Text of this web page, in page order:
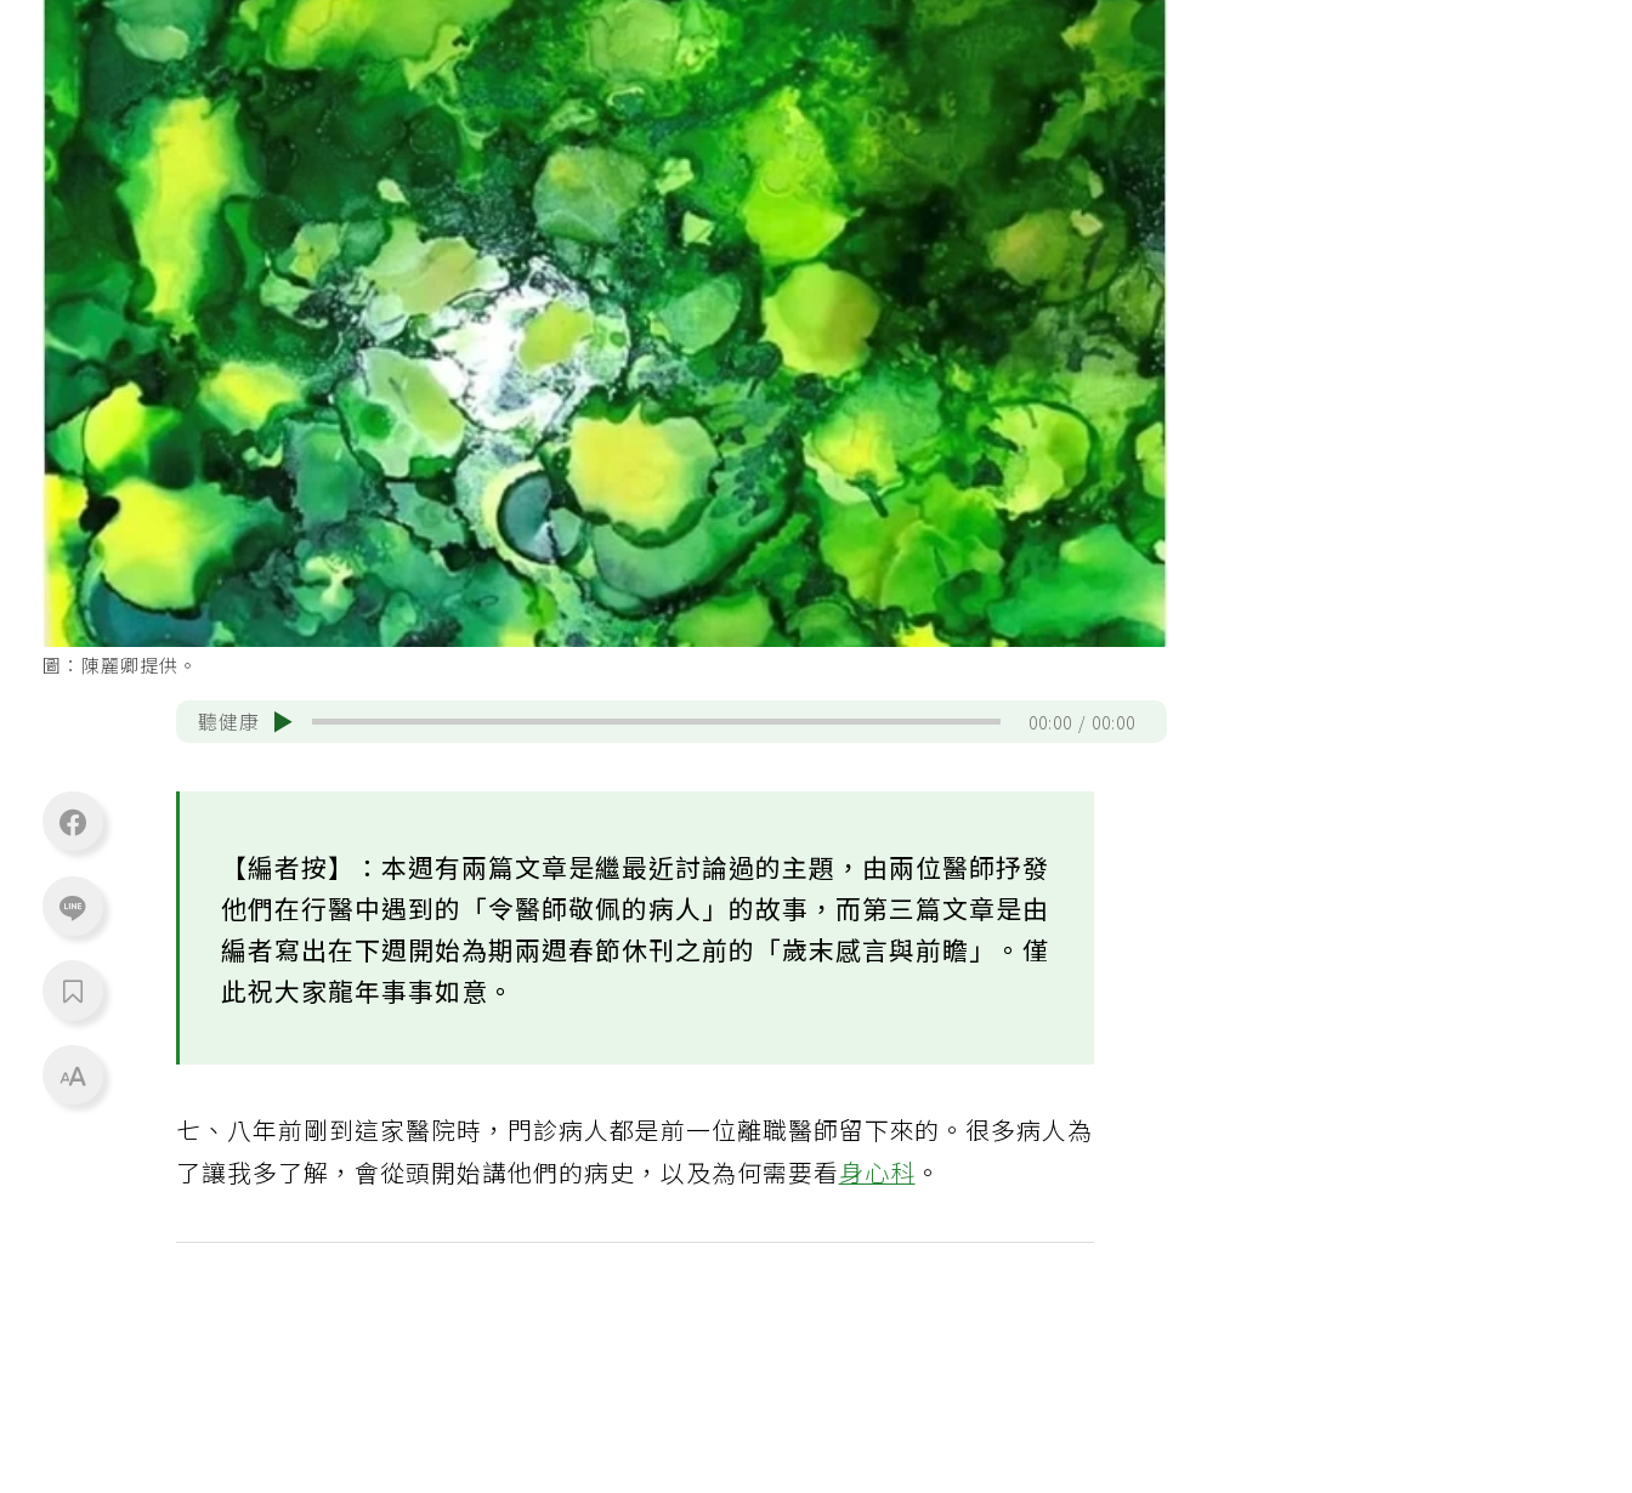
圖：陳麗卿提供。
聽健康 00:00 00:00
【編者按】：本週有兩篇文章是繼最近討論過的主題，由兩位醫師抒發
他們在行醫中遇到的「令醫師敬佩的病人」的故事，而第三篇文章是由
編者寫出在下週開始為期兩週春節休刊之前的「歲末感言與前瞻」。僅
此祝大家龍年事事如意。
七、八年前剛到這家醫院時，門診病人都是前一位離職醫師留下來的。很多病人為
了讓我多了解，會從頭開始講他們的病史，以及為何需要看身心科 。